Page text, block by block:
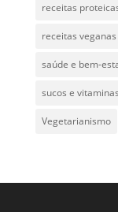
receitas
receitas veganas
saúde e bem-
sucos e vitaminas
Vegetarianismo